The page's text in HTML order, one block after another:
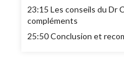
23:15 Les conseils du Dr
compléments
25:50 Conclusion et